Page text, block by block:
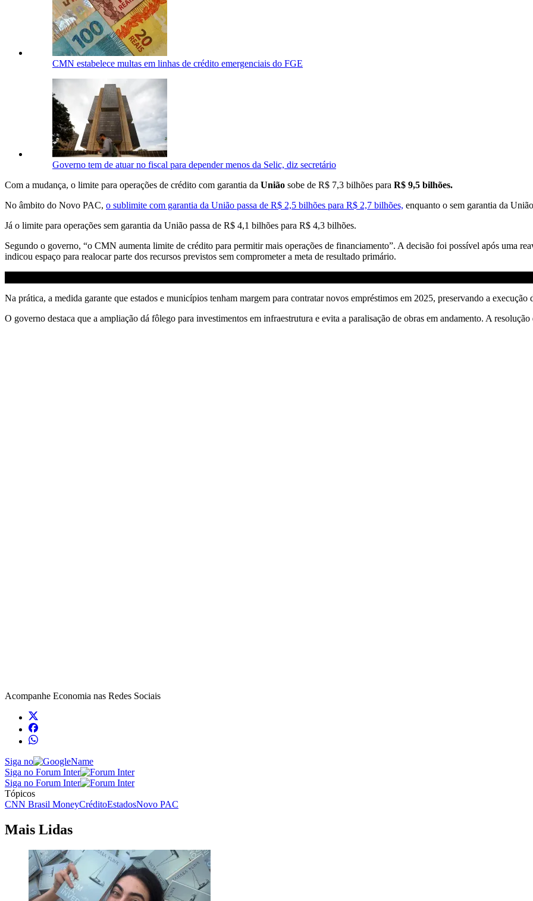
CMN estabelece multas em linhas de crédito emergenciais do FGE
Governo tem de atuar no fiscal para depender menos da Selic, diz secretário
Com a mudança, o limite para operações de crédito com garantia da União sobe de R$ 7,3 bilhões para R$ 9,5 bilhões.
No âmbito do Novo PAC, o sublimite com garantia da União passa de R$ 2,5 bilhões para R$ 2,7 bilhões, enquanto o sem garantia da
Já o limite para operações sem garantia da União passa de R$ 4,1 bilhões para R$ 4,3 bilhões.
Segundo o governo, “o CMN aumenta limite de crédito para permitir mais operações de financiamento”. A decisão foi possível após uma
indicou espaço para realocar parte dos recursos previstos sem comprometer a meta de resultado primário.
Na prática, a medida garante que estados e municípios tenham margem para contratar novos empréstimos em 2025, preservando a
O governo destaca que a ampliação dá fôlego para investimentos em infraestrutura e evita a paralisação de obras em andamento. A
Acompanhe Economia nas Redes Sociais
Siga no
Siga no Forum Inter
Siga no Forum Inter
Tópicos
CNN Brasil MoneyCréditoEstadosNovo PAC
Mais Lidas